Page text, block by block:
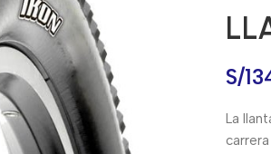
S/
La